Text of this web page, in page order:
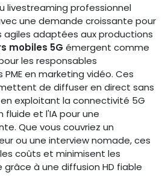
livestreaming professionnel
une demande croissante pour
agiles adaptées aux productions
mobiles 5G émergent comme
les responsables
en marketing vidéo. Ces
de diffuser en direct sans
exploitant la connectivité 5G
fluide et l'IA pour une
Que vous couvriez un
ou une interview nomade, ces
coûts et minimisent les
à une diffusion HD fiable